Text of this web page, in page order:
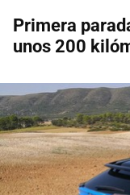
Primera
unos 200